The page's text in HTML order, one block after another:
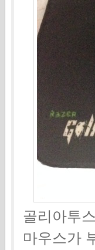
골리아투
마우스가